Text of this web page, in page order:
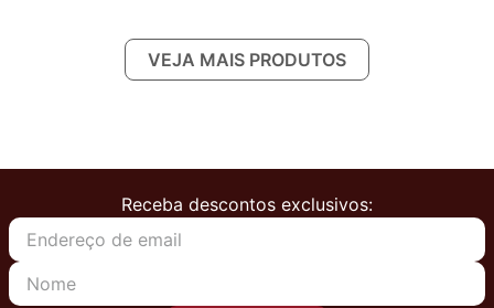
Receba descontos exclusivos: